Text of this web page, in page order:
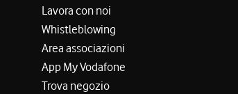
Lavora con noi
Whistleblowing
Area associazioni
App My Vodafone
Trova negozio